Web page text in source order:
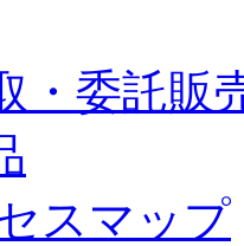
・委託販
スマップ